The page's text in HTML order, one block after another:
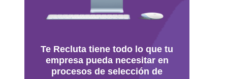
Te Recluta tiene todo lo que tu
empresa pueda necesitar en
procesos de selección de